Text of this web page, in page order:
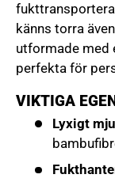
känns torra
utformade med
perfekta för
VIKTIGA
Lyxigt